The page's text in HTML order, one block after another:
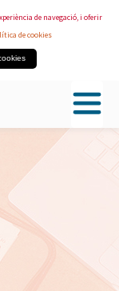
de navegació, i oferir
de cookies